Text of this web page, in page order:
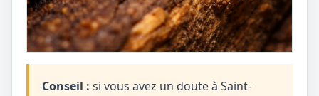
Conseil : si vous avez un doute à Saint-